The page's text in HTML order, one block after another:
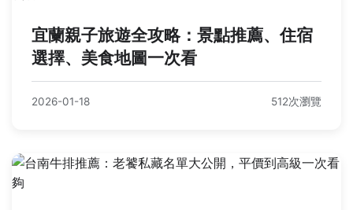
宜蘭親子旅遊全攻略：景點推薦、住宿
選擇、美食地圖一次看
2026-01-18 512次瀏覽